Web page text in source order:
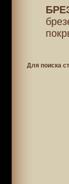
Для поиска